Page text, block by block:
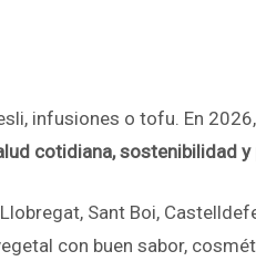
infusiones o tofu. En
cotidiana, sostenibilidad
Sant Boi,
con buen sabor,